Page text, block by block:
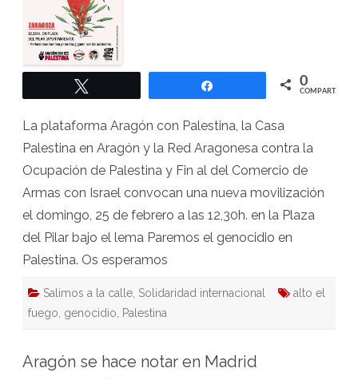
0
COMPARTIR
La plataforma Aragón con Palestina, la Casa
Palestina en Aragón y la Red Aragonesa contra la
Ocupación de Palestina y Fin al del Comercio de
Armas con Israel convocan una nueva movilización
el domingo, 25 de febrero a las 12,30h. en la Plaza
del Pilar bajo el lema Paremos el genocidio en
Palestina. Os esperamos
Salimos a la calle Solidaridad internacional
alto el
fuego genocidio Palestina
Aragón se hace notar en Madrid